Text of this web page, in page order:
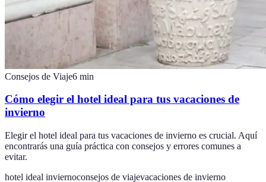
Consejos de Viaje6 min
Cómo elegir el hotel ideal para tus vacaciones de
invierno
Elegir el hotel ideal para tus vacaciones de invierno es crucial. Aquí
encontrarás una guía práctica con consejos y errores comunes a
evitar.
hotel ideal inviernoconsejos de viajevacaciones de invierno